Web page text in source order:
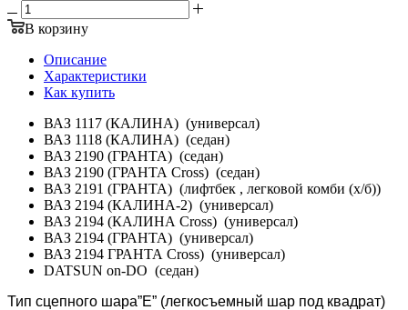
В корзину
Описание
Характеристики
Как купить
ВАЗ 1117 (КАЛИНА) (универсал)
ВАЗ 1118 (КАЛИНА) (седан)
ВАЗ 2190 (ГРАНТА) (седан)
ВАЗ 2190 (ГРАНТА Cross) (седан)
ВАЗ 2191 (ГРАНТА) (лифтбек , легковой комби (х/б))
ВАЗ 2194 (КАЛИНА-2) (универсал)
ВАЗ 2194 (КАЛИНА Cross) (универсал)
ВАЗ 2194 (ГРАНТА) (универсал)
ВАЗ 2194 ГРАНТА Cross) (универсал)
DATSUN on-DO (седан)
Тип сцепного шара”Е” (легкосъемный шар под квадрат)